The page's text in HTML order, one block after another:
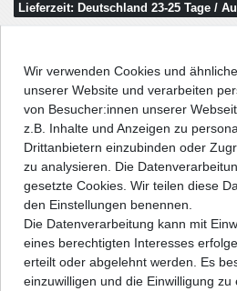
Lieferzeit: Deutschland 23-25 Tage /
* inkl. ges. MwSt. zzgl. Versandkosten
Beschreibung
Wir verwenden Cookies und
unserer Website und verarbeiten
von Besucher:innen unserer
z.B. Inhalte und Anzeigen zu
Drittanbietern einzubinden oder
zu analysieren. Die
gesetzte Cookies. Wir teilen diese
den Einstellungen benennen.
Die Datenverarbeitung kann mit
eines berechtigten Interesses
erteilt oder abgelehnt werden. Es
einzuwilligen und die Einwilligung